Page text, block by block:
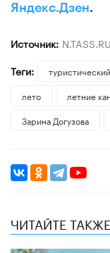
Яндекс.Дзен.
Источник: N.TASS.RU
Теги:
лето
летние
Зарина Догузова
ЧИТАЙТЕ